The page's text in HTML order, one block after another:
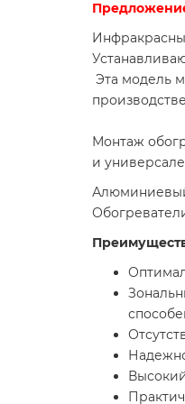
Эта модель
Монтаж
и